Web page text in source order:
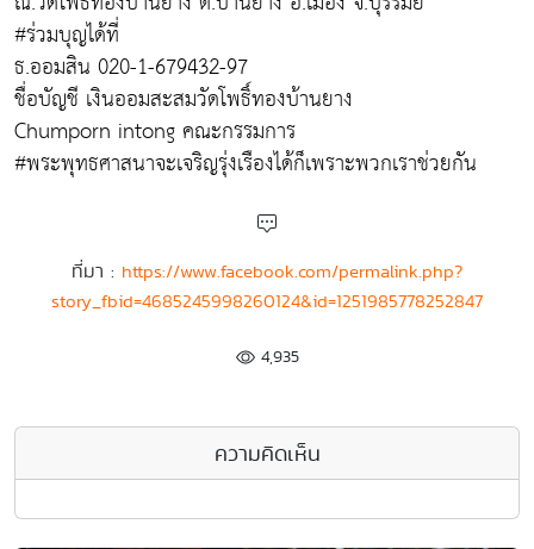
#ร่วมบุญได้ที่
ธ.ออมสิน 020-1-679432-97
ชื่อบัญชี เงินออมสะสมวัดโพธิ์ทองบ้านยาง
Chumporn intong คณะกรรมการ
#พระพุทธศาสนาจะเจริญรุ่งเรืองได้ก็เพราะพวกเราช่วยกัน
ที่มา : https://www.facebook.com/permalink.php?
story_fbid=4685245998260124&id=1251985778252847
4,935
ความคิดเห็น